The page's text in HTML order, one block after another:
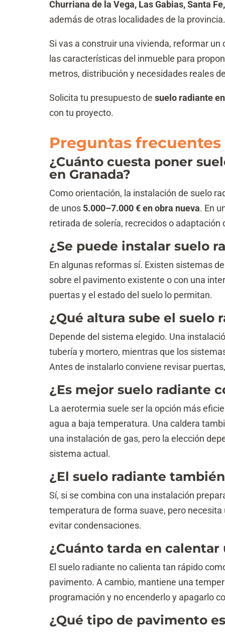
Churriana de la Vega, Las Gabias, Santa
además de otras localidades de la provincia.
Si vas a construir una vivienda, reformar
las características del inmueble para
metros, distribución y necesidades reales
Solicita tu presupuesto de suelo radiante
con tu proyecto.
Preguntas frecuentes
¿Cuánto cuesta poner
en Granada?
Como orientación, la instalación de suelo
de unos 5.000–7.000 € en obra nueva. En
retirada de solería, recrecidos o adaptación
¿Se puede instalar suelo
En algunas reformas sí. Existen sistemas
sobre el pavimento existente o con una
puertas y el estado del suelo lo permitan.
¿Qué altura sube el suelo
Depende del sistema elegido. Una
tubería y mortero, mientras que los
Antes de instalarlo conviene revisar
¿Es mejor suelo radiante
La aerotermia suele ser la opción más
agua a baja temperatura. Una caldera
una instalación de gas, pero la elección
sistema actual.
¿El suelo radiante
Sí, si se combina con una instalación
temperatura de forma suave, pero
evitar condensaciones.
¿Cuánto tarda en calentar
El suelo radiante no calienta tan rápido
pavimento. A cambio, mantiene una
programación y no encenderlo y apagarlo
¿Qué tipo de pavimento